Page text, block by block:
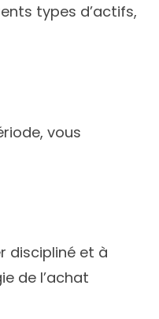
types d’actifs,
vous
discipliné et à
de l’achat